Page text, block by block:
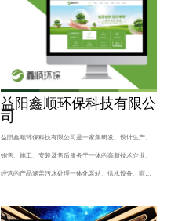
益阳鑫顺环保科技有限公
司
益阳鑫顺环保科技有限公司是一家集研发、设计生产、
销售、施工、安装及售后服务于一体的高新技术企业。
经营的产品涵盖污水处理一体化泵站、供水设备、雨水